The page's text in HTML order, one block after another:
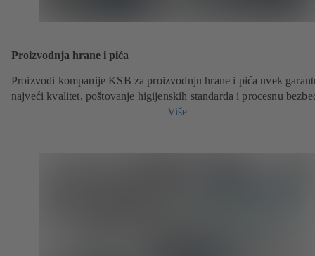
Proizvodnja hrane i pića
Proizvodi kompanije KSB za proizvodnju hrane i pića uvek
najveći kvalitet, poštovanje higijenskih standarda i procesnu
Više